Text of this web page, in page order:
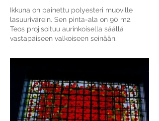
Ikkuna on painettu polyesteri muoville
lasuurivärein. Sen pinta-ala on 90 m2.
Teos projisoituu aurinkoisella säällä
vastapäiseen valkoiseen seinään.